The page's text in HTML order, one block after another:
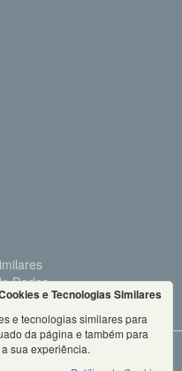
Dados
Direitos Reservados
e Tecnologias Similares
e tecnologias similares para
da página e também para
sua experiência.